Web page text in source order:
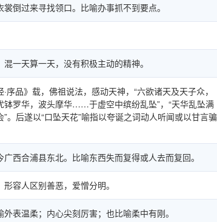
倒过来寻找领口。比喻办事抓不到要点。
一天算一天，没有积极主动的精神。
序品》载，佛祖说法，感动天神，“六欲诸天及天子众，
钵罗华，波头摩华……于虚空中缤纷乱坠”，“天华乱坠满
。后遂以“口坠天花”喻指以夸诞之词动人听闻或以甘言骗
西合浦县东北。比喻东西失而复得或人去而复回。
容人区别善恶，爱憎分明。
表温柔；内心尖刻厉害；也比喻柔中有刚。